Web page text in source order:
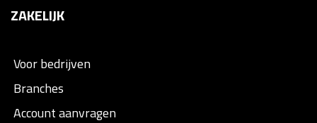
ZAKELIJK
Voor bedrijven
Branches
Account aanvragen